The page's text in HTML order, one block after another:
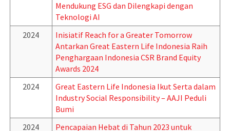
Mendukung ESG dan Dilengkapi dengan
Teknologi AI
2024
Inisiatif Reach for a Greater Tomorrow
Antarkan Great Eastern Life Indonesia Raih
Penghargaan Indonesia CSR Brand Equity
Awards 2024
2024
Great Eastern Life Indonesia Ikut Serta dalam
Industry Social Responsibility – AAJI Peduli
Bumi
2024
Pencapaian Hebat di Tahun 2023 untuk